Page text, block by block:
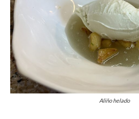
Aliño helado